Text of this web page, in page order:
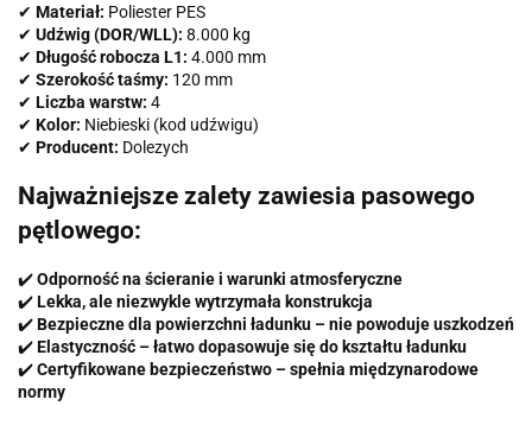
✔ Materiał: Poliester PES
✔ Udźwig (DOR/WLL): 8.000 kg
✔ Długość robocza L1: 4.000 mm
✔ Szerokość taśmy: 120 mm
✔ Liczba warstw: 4
✔ Kolor: Niebieski (kod udźwigu)
✔ Producent: Dolezych
Najważniejsze zalety zawiesia pasowego
pętlowego:
✔️Odporność na ścieranie i warunki atmosferyczne
✔️Lekka, ale niezwykle wytrzymała konstrukcja
✔️Bezpieczne dla powierzchni ładunku – nie powoduje uszkodzeń
✔️Elastyczność – łatwo dopasowuje się do kształtu ładunku
✔️Certyfikowane bezpieczeństwo – spełnia międzynarodowe
normy